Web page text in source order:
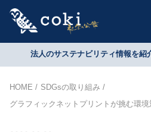
法人のサステナビリティ情報を
HOME
SDGsの取り組み
グラフィックネットプリントが挑む環